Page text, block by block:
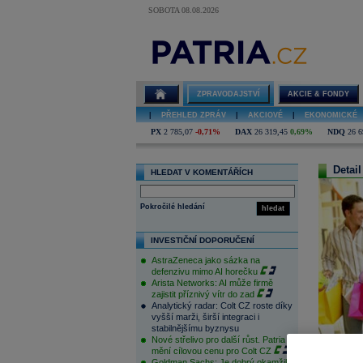
SOBOTA 08.08.2026
ZPRAVODAJSTVÍ AKCIE & FONDY
PŘEHLED ZPRÁV AKCIOVÉ EKONOMICKÉ
PX 2 785,07 -0,71% DAX 26 319,45 0,69% NDQ 26
HLEDAT V KOMENTÁŘÍCH
hledat
Pokročilé hledání
INVESTIČNÍ DOPORUČENÍ
AstraZeneca jako sázka na
defenzivu mimo AI horečku
Arista Networks: AI může firmě
zajistit příznivý vítr do zad
Analytický radar: Colt CZ roste díky
vyšší marži, širší integraci i
stabilnějšímu byznysu
Nové střelivo pro další růst. Patria
mění cílovou cenu pro Colt CZ